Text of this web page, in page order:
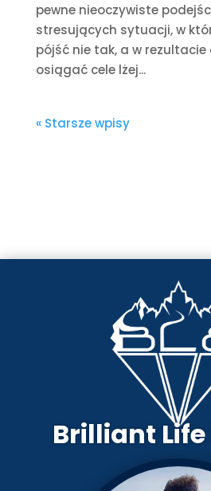
pewne nieoczywiste
stresujących sytuacji, w
pójść nie tak, a w rezultacie
osiągać cele lżej...
« Starsze wpisy
Brilliant